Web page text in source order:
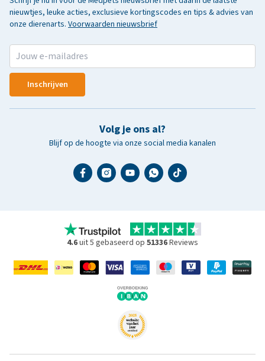
nieuwtjes, leuke acties, exclusieve kortingscodes en tips & advies van
onze dierenarts. Voorwaarden nieuwsbrief
Inschrijven
Volg je ons al?
Blijf op de hoogte via onze social media kanalen
4.6uit 5 gebaseerd op 51336Reviews